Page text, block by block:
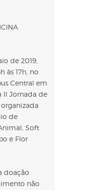
de 2019,
às 17h, no
Central em
II Jornada de
de
Soft
e Flor
doação
não